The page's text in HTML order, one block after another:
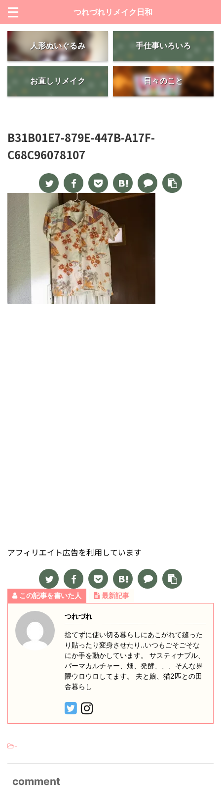
つれづれリメイク日和
人形ぬいぐるみ 手仕事いろいろ
お直しリメイク 日々のこと
B31B01E7-879E-447B-A17F-
C68C96078107
アフィリエイト広告を利用しています
この記事を書いた人 最新記事
つれづれ
捨てずに使い切る暮らしにあこがれて縫った
り貼ったり変身させたり‥いつもごそごそな
にか手を動かしています。 サスティナブル、
パーマカルチャー、畑、発酵、、、そんな界
隈ウロウロしてます。 夫と娘、猫2匹との田
舎暮らし
-
comment